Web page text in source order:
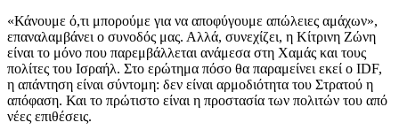
«Κάνουμε ό,τι μπορούμε για να αποφύγουμε απώλειες αμάχων»,
επαναλαμβάνει ο συνοδός μας. Αλλά, συνεχίζει, η Κίτρινη Ζώνη
είναι το μόνο που παρεμβάλλεται ανάμεσα στη Χαμάς και τους
πολίτες του Ισραήλ. Στο ερώτημα πόσο θα παραμείνει εκεί ο IDF,
η απάντηση είναι σύντομη: δεν είναι αρμοδιότητα του Στρατού η
απόφαση. Και το πρώτιστο είναι η προστασία των πολιτών του από
νέες επιθέσεις.